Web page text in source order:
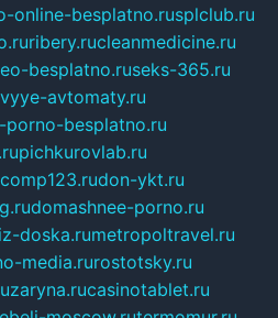
online-besplatno.rusplclub.ru
ribery.rucleanmedicine.ru
besplatno.ruseks-365.ru
avtomaty.ru
porno-besplatno.ru
pichkurovlab.ru
comp123.rudon-ykt.ru
domashnee-porno.ru
doska.rumetropoltravel.ru
media.rurostotsky.ru
zaryna.rucasinotablet.ru